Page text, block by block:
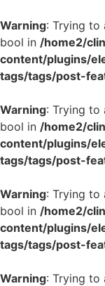
Warning: Trying to
bool in /home2/
content/plugins/
tags/tags/post-
Warning: Trying to
bool in /home2/
content/plugins/
tags/tags/post-
Warning: Trying to
bool in /home2/
content/plugins/
tags/tags/post-
Warning: Trying to